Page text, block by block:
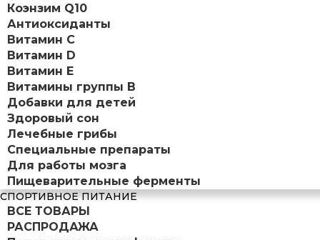
Коэнзим Q10
Антиоксиданты
Витамин С
Витамин D
Витамин Е
Витамины группы B
Добавки для детей
Здоровый сон
Лечебные грибы
Специальные препараты
Для работы мозга
Пищеварительные ферменты
СПОРТИВНОЕ ПИТАНИЕ
ВСЕ ТОВАРЫ
РАСПРОДАЖА